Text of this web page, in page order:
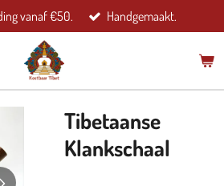
vanaf €50. Handgemaakt.
Tibetaanse
Klankschaal